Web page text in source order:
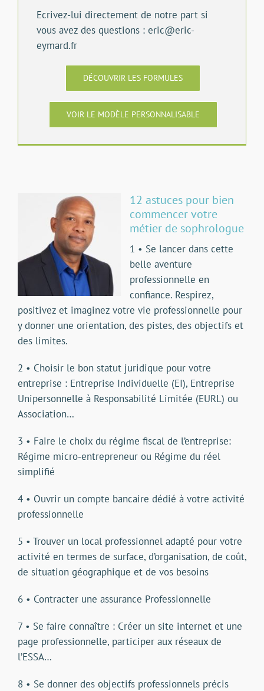
Ecrivez-lui directement de notre part si
vous avez des questions : eric@eric-
eymard.fr
DÉCOUVRIR LES FORMULES
VOIR LE MODÈLE PERSONNALISABLE
12 astuces pour bien
commencer votre
métier de sophrologue
1 • Se lancer dans cette
belle aventure
professionnelle en
confiance. Respirez,
positivez et imaginez votre vie professionnelle pour
y donner une orientation, des pistes, des objectifs et
des limites.
2 • Choisir le bon statut juridique pour votre
entreprise : Entreprise Individuelle (EI), Entreprise
Unipersonnelle à Responsabilité Limitée (EURL) ou
Association…
3 • Faire le choix du régime fiscal de l’entreprise:
Régime micro-entrepreneur ou Régime du réel
simplifié
4 • Ouvrir un compte bancaire dédié à votre activité
professionnelle
5 • Trouver un local professionnel adapté pour votre
activité en termes de surface, d’organisation, de coût,
de situation géographique et de vos besoins
6 • Contracter une assurance Professionnelle
7 • Se faire connaître : Créer un site internet et une
page professionnelle, participer aux réseaux de
l’ESSA…
8 • Se donner des objectifs professionnels précis